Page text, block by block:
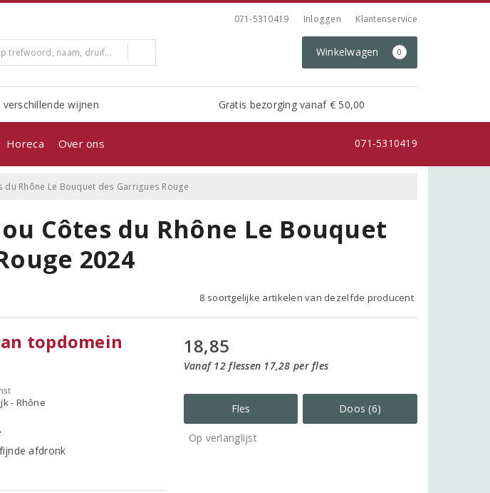
071-5310419 Inloggen Klantenservice
Winkelwagen 0
wijnen Gratis bezorging vanaf € 50,00
Horeca Over ons 071-5310419
du Rhône Le Bouquet des Garrigues Rouge
Côtes du Rhône Le Bouquet
2024
8 soortgelijke artikelen van dezelfde producent
topdomein
- Rhône
afdronk
18,85
Vanaf 12 flessen 17,28 per fles
Fles Doos (6)
Op verlanglijst